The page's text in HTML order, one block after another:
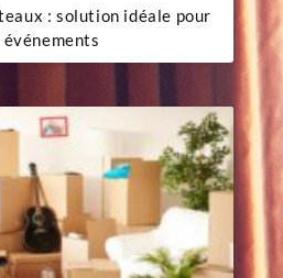
: solution idéale pour
événements